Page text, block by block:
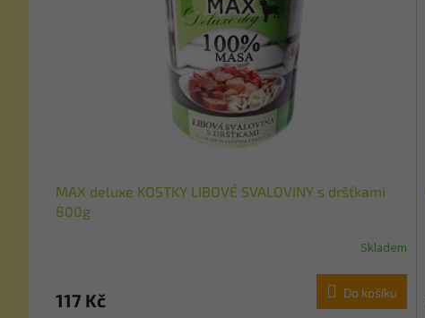
MAX deluxe KOSTKY LIBOVÉ SVALOVINY s dršťkami
800g
Skladem
117 Kč Do košíku